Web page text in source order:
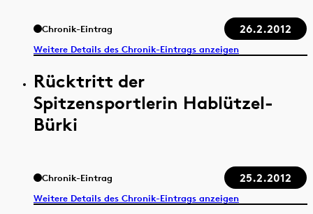
Chronik-Eintrag 26.2.2012
Weitere Details des Chronik-Eintrags anzeigen
Rücktritt der
Spitzensportlerin Hablützel-
Bürki
Chronik-Eintrag 25.2.2012
Weitere Details des Chronik-Eintrags anzeigen